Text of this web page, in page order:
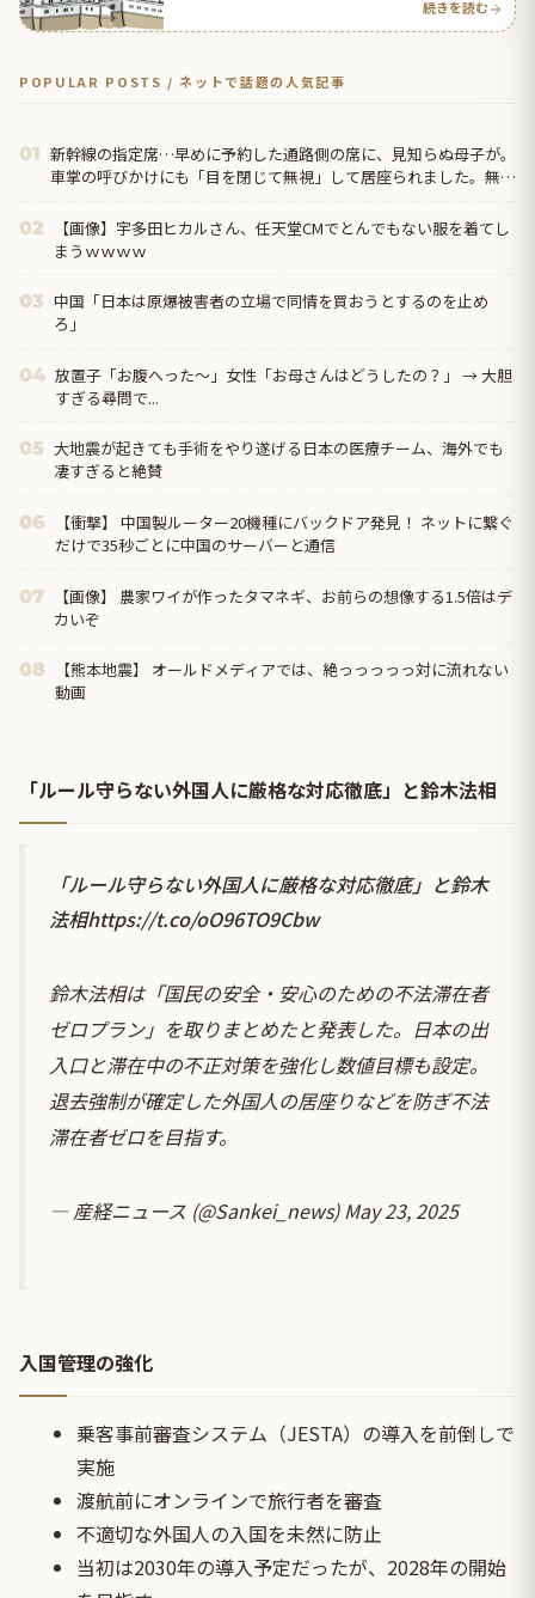
続きを読む
POPULAR POSTS / ネットで話題の人気記事
01 新幹線の指定席…早めに予約した通路側の席に、見知らぬ母子が。
車掌の呼びかけにも「目を閉じて無視」して居座られました。無理
02
【画像】宇多田ヒカルさん、任天堂CMでとんでもない服を着てし
まうｗｗｗｗ
03 中国「日本は原爆被害者の立場で同情を買おうとするのを止め
ろ」
04 放置子「お腹へった～」女性「お母さんはどうしたの？」 → 大胆
すぎる尋問で...
05 大地震が起きても手術をやり遂げる日本の医療チーム、海外でも
凄すぎると絶賛
06
【衝撃】 中国製ルーター20機種にバックドア発見！ ネットに繋ぐ
だけで35秒ごとに中国のサーバーと通信
07
【画像】 農家ワイが作ったタマネギ、お前らの想像する1.5倍はデ
カいぞ
08
【熊本地震】 オールドメディアでは、絶っっっっっ対に流れない
動画
「ルール守らない外国人に厳格な対応徹底」と鈴木法相
「ルール守らない外国人に厳格な対応徹底」と鈴木
法相https://t.co/oO96TO9Cbw
鈴木法相は「国民の安全・安心のための不法滞在者
ゼロプラン」を取りまとめたと発表した。日本の出
入口と滞在中の不正対策を強化し数値目標も設定。
退去強制が確定した外国人の居座りなどを防ぎ不法
滞在者ゼロを目指す。
— 産経ニュース (@Sankei_news)May 23, 2025
入国管理の強化
乗客事前審査システム（JESTA）の導入を前倒しで
実施
渡航前にオンラインで旅行者を審査
不適切な外国人の入国を未然に防止
当初は2030年の導入予定だったが、2028年の開始